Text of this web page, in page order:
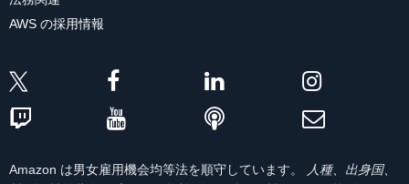
AWS の採用情報
Amazon は男女雇用機会均等法を順守しています。
人種、出身国、